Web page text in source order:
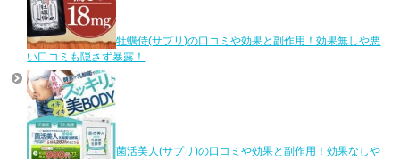
牡蠣侍(サプリ)の口コミや効果と副作用！効果無しや悪
い口コミも隠さず暴露！
菌活美人(サプリ)の口コミや効果と副作用！効果なしや